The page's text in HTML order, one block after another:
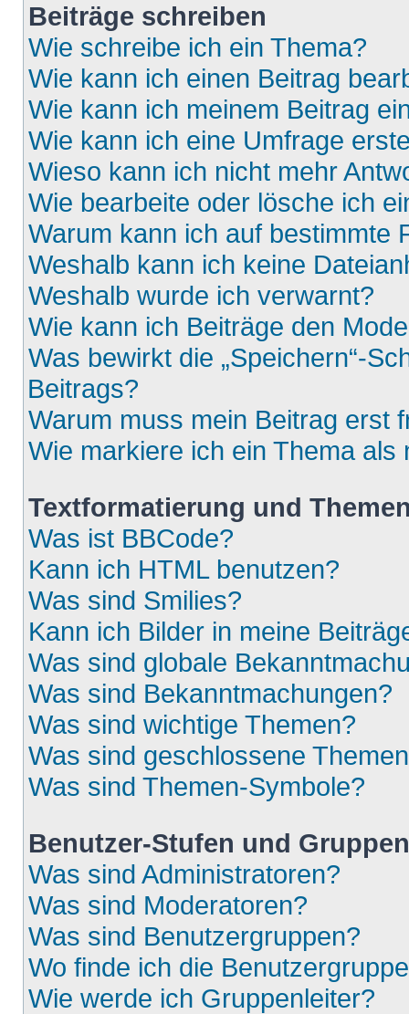
Beiträge schreiben
Wie schreibe ich ein Thema?
Wie kann ich einen Beitrag
Wie kann ich meinem Beitrag
Wie kann ich eine Umfrage
Wieso kann ich nicht mehr
Wie bearbeite oder lösche ich
Warum kann ich auf bestimmte
Weshalb kann ich keine
Weshalb wurde ich verwarnt?
Wie kann ich Beiträge den
Was bewirkt die „Speichern“-
Beitrags?
Warum muss mein Beitrag erst
Wie markiere ich ein Thema als
Textformatierung und
Was ist BBCode?
Kann ich HTML benutzen?
Was sind Smilies?
Kann ich Bilder in meine
Was sind globale
Was sind Bekanntmachungen?
Was sind wichtige Themen?
Was sind geschlossene
Was sind Themen-Symbole?
Benutzer-Stufen und Gruppen
Was sind Administratoren?
Was sind Moderatoren?
Was sind Benutzergruppen?
Wo finde ich die
Wie werde ich Gruppenleiter?